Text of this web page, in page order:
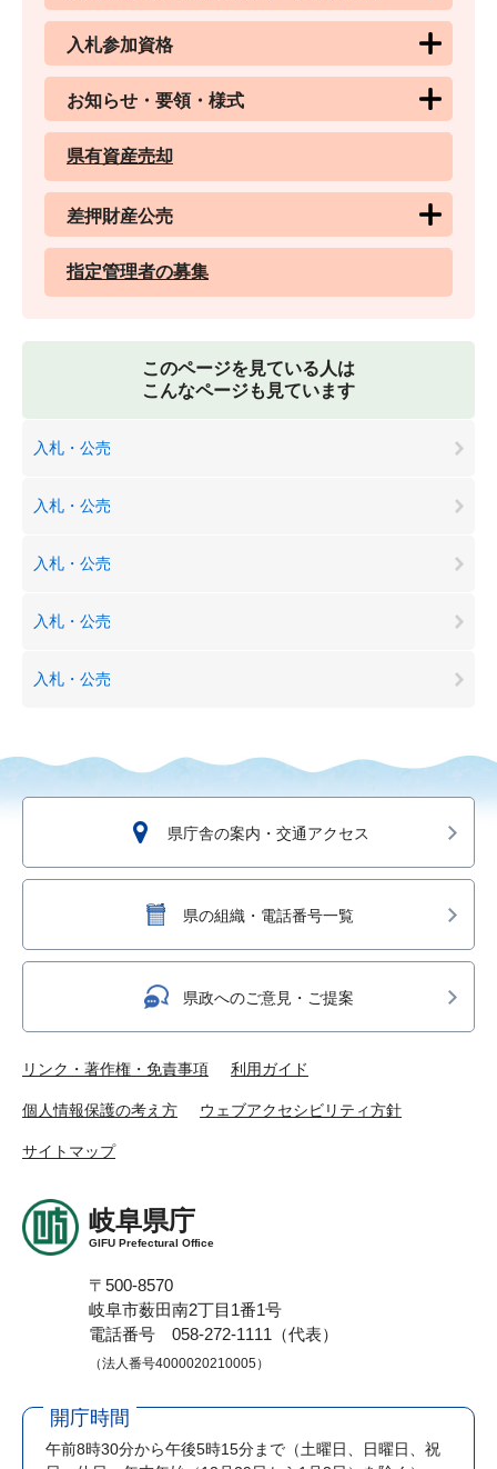
入札参加資格
お知らせ・要領・様式
県有資産売却
差押財産公売
指定管理者の募集
このページを見ている人は
こんなページも見ています
入札・公売
入札・公売
入札・公売
入札・公売
入札・公売
県庁舎の案内・交通アクセス
県の組織・電話番号一覧
県政へのご意見・ご提案
リンク・著作権・免責事項 利用ガイド
個人情報保護の考え方 ウェブアクセシビリティ方針
サイトマップ
岐阜県庁
GIFU Prefectural Office
〒500-8570
岐阜市薮田南2丁目1番1号
電話番号 058-272-1111（代表）
（法人番号4000020210005）
開庁時間
午前8時30分から午後5時15分まで （土曜日、日曜日、祝